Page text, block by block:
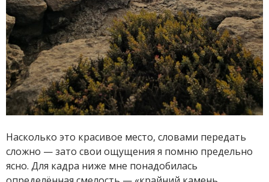
Насколько это красивое место, словами передать
сложно — зато свои ощущения я помню предельно
ясно. Для кадра ниже мне понадобилась